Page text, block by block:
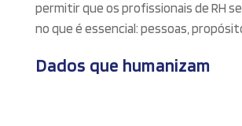
permitir que os profissionais de RH
no que é essencial: pessoas,
Dados que humanizam